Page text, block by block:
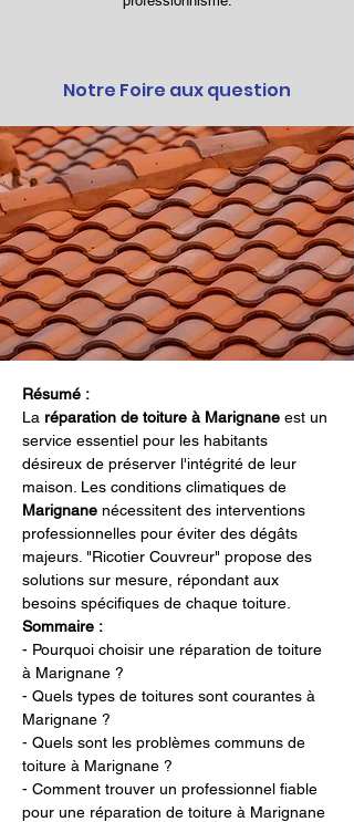
Notre Foire aux question
Résumé :
La réparation de toiture à Marignane est un
service essentiel pour les habitants
désireux de préserver l'intégrité de leur
maison. Les conditions climatiques de
Marignane nécessitent des interventions
professionnelles pour éviter des dégâts
majeurs. "Ricotier Couvreur" propose des
solutions sur mesure, répondant aux
besoins spécifiques de chaque toiture.
Sommaire :
- Pourquoi choisir une réparation de toiture
à Marignane ?
- Quels types de toitures sont courantes à
Marignane ?
- Quels sont les problèmes communs de
toiture à Marignane ?
- Comment trouver un professionnel fiable
pour une réparation de toiture à Marignane